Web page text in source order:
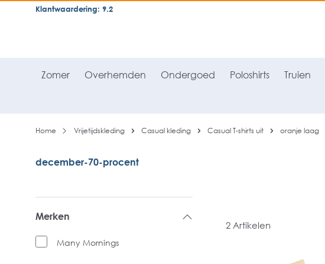
general.skipToNavigation
Klantwaardering: 9.2
Zomer Overhemden Ondergoed Poloshirts Truien
Home Vrijetijdskleding Casual kleding Casual T-shirts uit oranje laag
december-70-procent
Merken
Many Mornings
2 Artikelen